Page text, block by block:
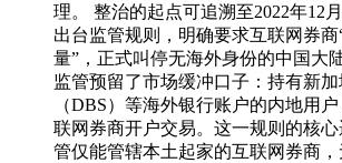
理。 整治的起点可追溯至2022年12
出台监管规则，明确要求互联网券
量”，正式叫停无海外身份的中国大
监管预留了市场缓冲口子：持有新
（DBS）等海外银行账户的内地用
联网券商开户交易。这一规则的核
管仅能管辖本土起家的互联网券商